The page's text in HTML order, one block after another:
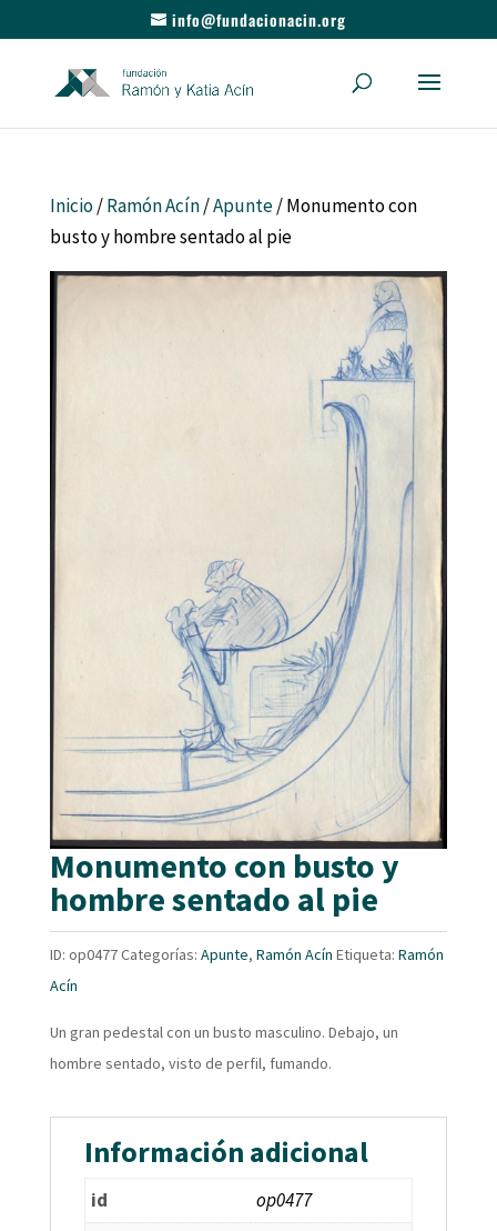
info@fundacionacin.org
Inicio/Ramón Acín/Apunte/ Monumento con
busto y hombre sentado al pie
Monumento con busto y
hombre sentado al pie
ID: op0477Categorías: Apunte, Ramón Acín Etiqueta: Ramón
Acín
Un gran pedestal con un busto masculino. Debajo, un
hombre sentado, visto de perfil, fumando.
Información adicional
id
op0477